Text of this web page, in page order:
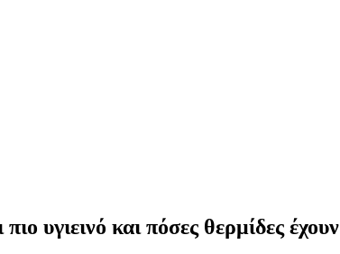
υγιεινό και πόσες θερμίδες έχουν